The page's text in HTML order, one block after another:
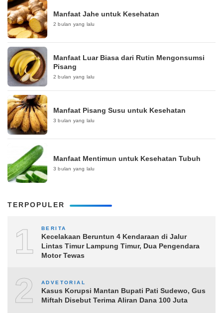
Manfaat Jahe untuk Kesehatan
2 bulan yang lalu
Manfaat Luar Biasa dari Rutin Mengonsumsi
Pisang
2 bulan yang lalu
Manfaat Pisang Susu untuk Kesehatan
3 bulan yang lalu
Manfaat Mentimun untuk Kesehatan Tubuh
3 bulan yang lalu
TERPOPULER
1 BERITA
Kecelakaan Beruntun 4 Kendaraan di Jalur
Lintas Timur Lampung Timur, Dua Pengendara
Motor Tewas
2 ADVETORIAL
Kasus Korupsi Mantan Bupati Pati Sudewo, Gus
Miftah Disebut Terima Aliran Dana 100 Juta